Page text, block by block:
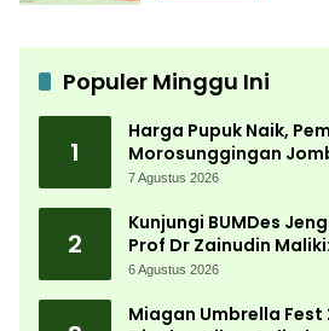
Populer Minggu Ini
1
Harga Pupuk Naik,
Morosunggingan
Lewat Kajian Akademik
7 Agustus 2026
2
Kunjungi BUMDes
Prof Dr Zainudin
Kemandirian Ekonomi
6 Agustus 2026
Miagan Umbrella Fest